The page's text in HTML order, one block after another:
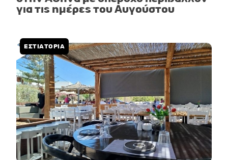
για τις ημέρες του Αυγούστου
ΕΣΤΙΑΤΟΡΙΑ